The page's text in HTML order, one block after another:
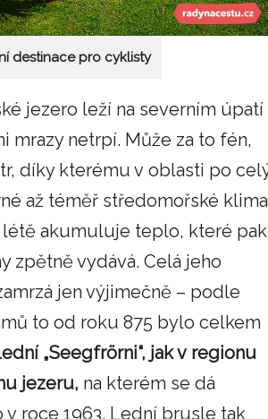
destinace pro cyklisty
jezero leží na severním úpatí
mrazy netrpí. Může za to fén,
díky kterému v oblasti po
až téměř středomořské
létě akumuluje teplo, které pak
zpětně vydává. Celá jeho
jen výjimečně – podle
to od roku 875 bylo celkem
„Seegfrörni“, jak v regionu
jezeru, na kterém se dá
v roce 1963. Lední brusle tak